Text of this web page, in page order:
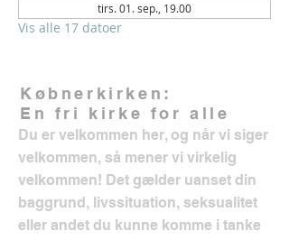
tirs. 01. sep., 19.00
Vis alle 17 datoer
Købnerkirken:
En fri kirke for alle
Du er velkommen her, og når vi siger
velkommen, så mener vi virkelig
velkommen! Det gælder uanset din
baggrund, livssituation, seksualitet
eller andet du kunne komme i tanke